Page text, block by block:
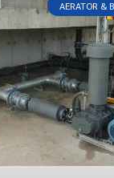
AERATOR &